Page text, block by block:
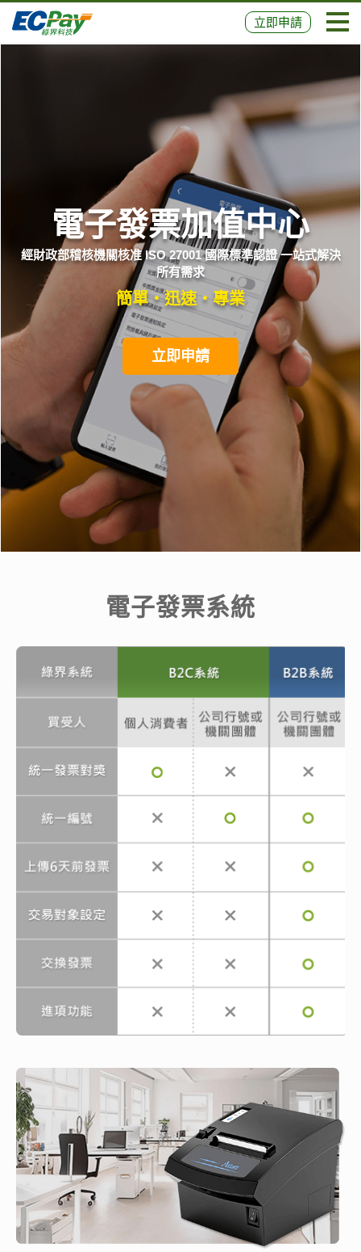
立即申請
電子發票加值中心
經財政部稽核機關核准 ISO 27001 國際標準認證 一站式解決
所有需求
簡單・迅速 ・ 專業
立即申請
電子發票系統